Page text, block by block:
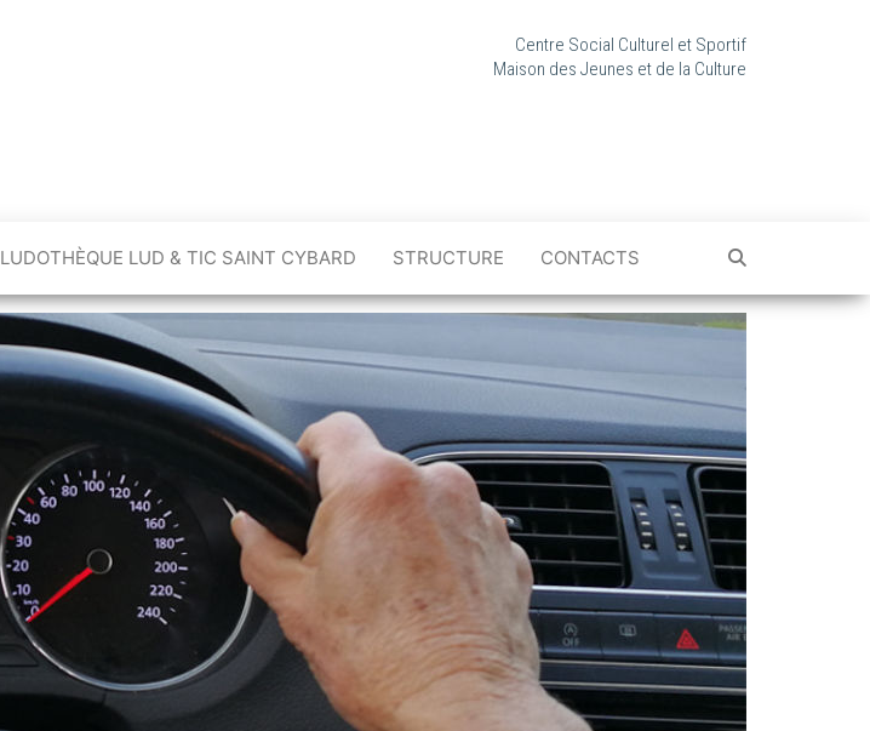
Centre Social Culturel et Sportif
Maison des Jeunes et de la Culture
LUDOTHÈQUE LUD & TIC SAINT CYBARD STRUCTURE CONTACTS